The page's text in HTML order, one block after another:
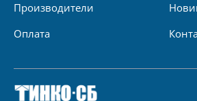
Производители
Оплата